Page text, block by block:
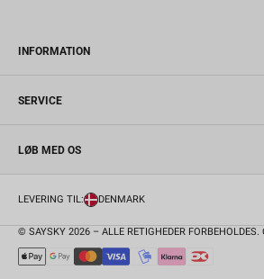
INFORMATION
SERVICE
LØB MED OS
LEVERING TIL: DENMARK
© SAYSKY 2026 – ALLE RETIGHEDER FORBEHOLDES.